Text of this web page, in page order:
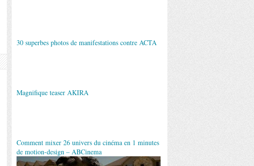
30 superbes photos de manifestations contre ACTA
Magnifique teaser AKIRA
Comment mixer 26 univers du cinéma en 1 minutes
de motion-design – ABCinema